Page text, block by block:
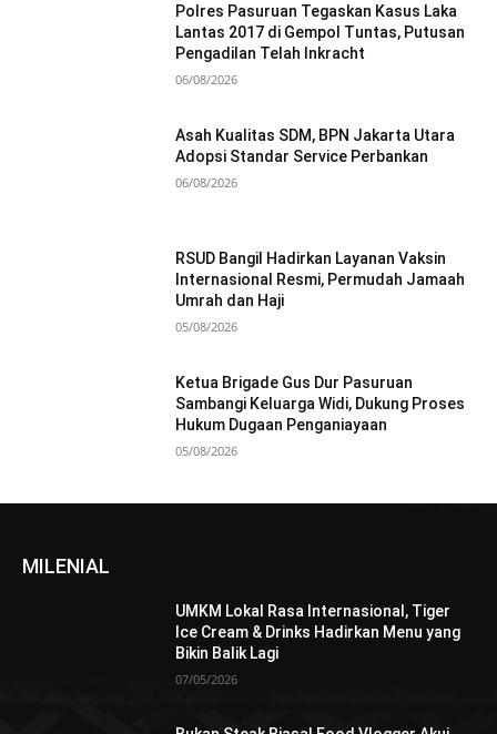
Polres Pasuruan Tegaskan Kasus Laka
Lantas 2017 di Gempol Tuntas, Putusan
Pengadilan Telah Inkracht
06/08/2026
Asah Kualitas SDM, BPN Jakarta Utara
Adopsi Standar Service Perbankan
06/08/2026
RSUD Bangil Hadirkan Layanan Vaksin
Internasional Resmi, Permudah Jamaah
Umrah dan Haji
05/08/2026
Ketua Brigade Gus Dur Pasuruan
Sambangi Keluarga Widi, Dukung Proses
Hukum Dugaan Penganiayaan
05/08/2026
MILENIAL
UMKM Lokal Rasa Internasional, Tiger
Ice Cream & Drinks Hadirkan Menu yang
Bikin Balik Lagi
07/05/2026